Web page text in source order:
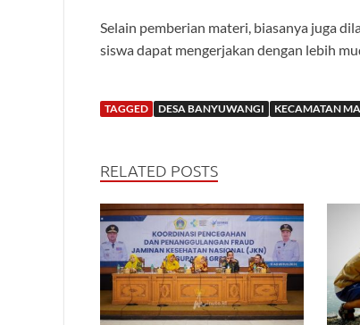
Selain pemberian materi, biasanya juga
siswa dapat mengerjakan dengan lebih
TAGGED DESA BANYUWANGI KECAMATAN
RELATED POSTS